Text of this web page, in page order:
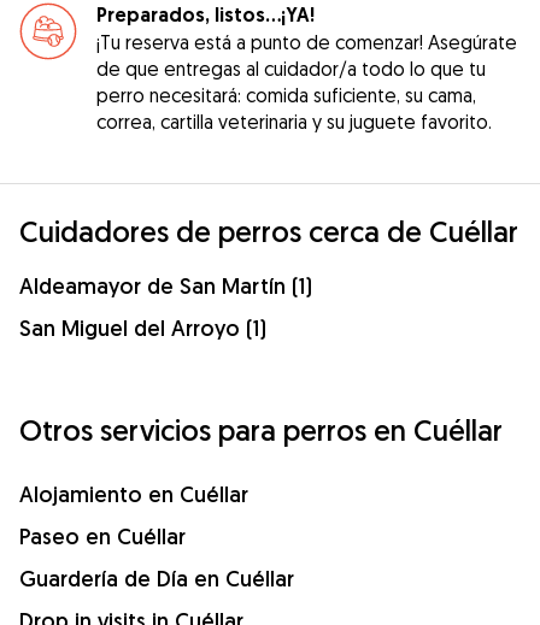
Preparados, listos...¡YA!
¡Tu reserva está a punto de comenzar! Asegúrate
de que entregas al cuidador/a todo lo que tu
perro necesitará: comida suficiente, su cama,
correa, cartilla veterinaria y su juguete favorito.
Cuidadores de perros cerca de Cuéllar
Aldeamayor de San Martín (1)
San Miguel del Arroyo (1)
Otros servicios para perros en Cuéllar
Alojamiento en Cuéllar
Paseo en Cuéllar
Guardería de Día en Cuéllar